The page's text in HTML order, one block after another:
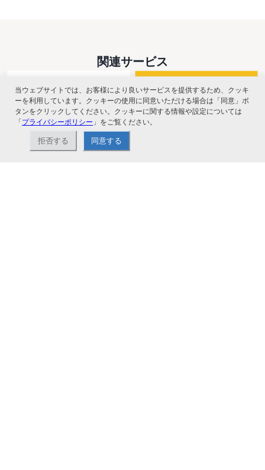
関連サービス
当ウェブサイトでは、お客様により良いサービスを提供するため、クッキ
ーを利用しています。クッキーの使用に同意いただける場合は「同意」ボ
タンをクリックしてください。クッキーに関する情報や設定については
「プライバシーポリシー 」をご覧ください。
拒否する 同意する